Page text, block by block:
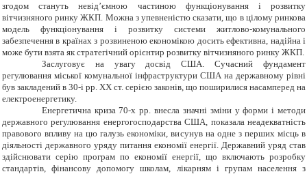
згодом стануть невід’ємною частиною функціонування і розвитку
вітчизняного ринку ЖКП. Можна з упевненістю сказати, що в цілому ринкова
модель функціонування і розвитку системи житлово-комунального
забезпечення в країнах з розвиненою економікою досить ефективна, надійна і
може бути взята як стратегічний орієнтир розвитку вітчизняного ринку ЖКП.
Заслуговує на увагу досвід США. Сучасний фундамент
регулювання міської комунальної інфраструктури США на державному рівні
був закладений в 30-і рр. ХХ ст. серією законів, що поширилися насамперед на
електроенергетику.
Енергетична криза 70-х рр. внесла значні зміни у форми і методи
державного регулювання енергогосподарства США, показала неадекватність
правового впливу на цю галузь економіки, висунув на одне з перших місць в
діяльності державного уряду питання економії енергії. Державний уряд став
здійснювати серію програм по економії енергії, що включають розробку
стандартів, фінансову допомогу школам, лікарням і групам населення з